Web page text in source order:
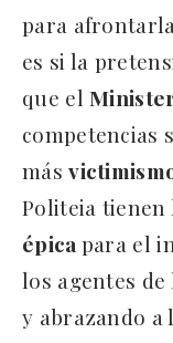
para
es si la
que el
competencias
más
Politeia
épicapara el
los agentes
y abrazando a